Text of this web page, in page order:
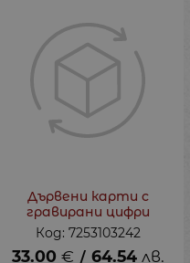
Дървени карти с
гравирани цифри
Код: 7253103242
33.00 € / 64.54 лв.